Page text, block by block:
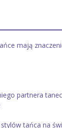
mają
partnera
tańca na